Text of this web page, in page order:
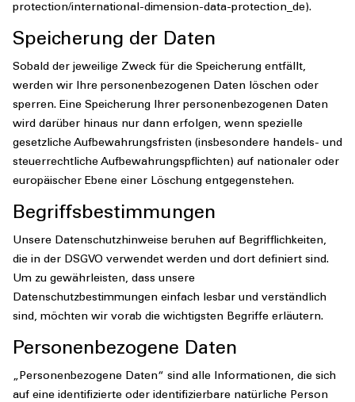
protection/international-dimension-data-protection_de).
Speicherung der Daten
Sobald der jeweilige Zweck für die Speicherung entfällt,
werden wir Ihre personenbezogenen Daten löschen oder
sperren. Eine Speicherung Ihrer personenbezogenen Daten
wird darüber hinaus nur dann erfolgen, wenn spezielle
gesetzliche Aufbewahrungsfristen (insbesondere handels- und
steuerrechtliche Aufbewahrungspflichten) auf nationaler oder
europäischer Ebene einer Löschung entgegenstehen.
Begriffsbestimmungen
Unsere Datenschutzhinweise beruhen auf Begrifflichkeiten,
die in der DSGVO verwendet werden und dort definiert sind.
Um zu gewährleisten, dass unsere
Datenschutzbestimmungen einfach lesbar und verständlich
sind, möchten wir vorab die wichtigsten Begriffe erläutern.
Personenbezogene Daten
„Personenbezogene Daten“ sind alle Informationen, die sich
auf eine identifizierte oder identifizierbare natürliche Person